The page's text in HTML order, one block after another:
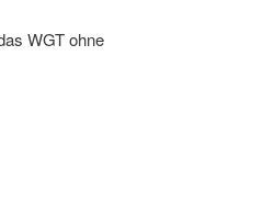
WGT ohne